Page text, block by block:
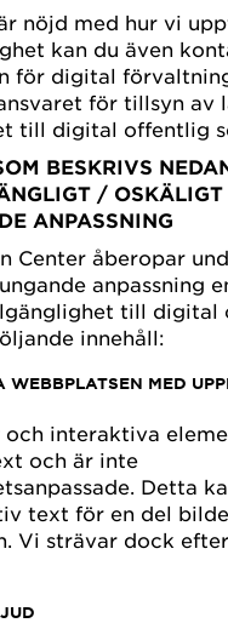
nöjd med hur vi
kan du även
för digital
för tillsyn av
till digital offentlig
BESKRIVS
/ OSKÄLIGT
ANPASSNING
Center åberopar
anpassning
till digital
innehåll:
WEBBPLATSEN MED
och interaktiva
och är inte
Detta
text för en del
Vi strävar dock